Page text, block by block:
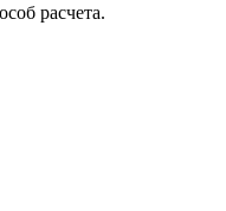
расчета.